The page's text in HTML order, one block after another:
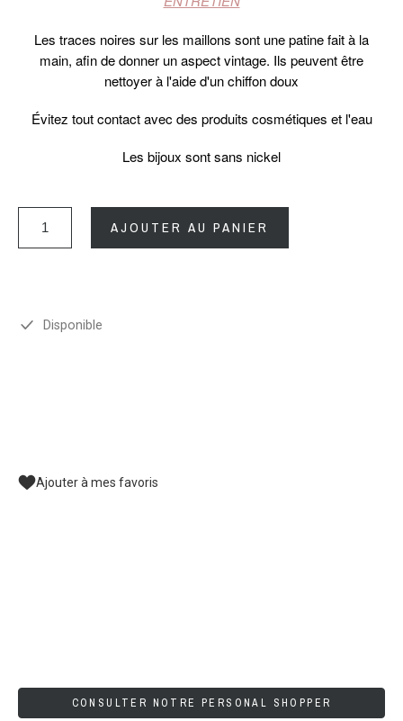
Les traces noires sur les maillons sont une patine fait à la
main, afin de donner un aspect vintage. Ils peuvent être
nettoyer à l'aide d'un chiffon doux
Évitez tout contact avec des produits cosmétiques et l'eau
Les bijoux sont sans nickel
AJOUTER AU PANIER
Disponible
Ajouter à mes favoris
CONSULTER NOTRE PERSONAL SHOPPER